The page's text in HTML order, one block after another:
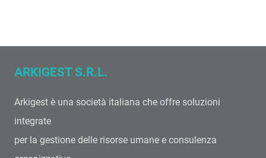
ARKIGEST S.R.L.
Arkigest è una società italiana che offre soluzioni
integrate
per la gestione delle risorse umane e consulenza